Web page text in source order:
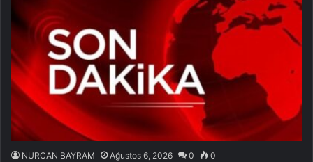
NURCAN BAYRAM Ağustos 6, 2026 0 0